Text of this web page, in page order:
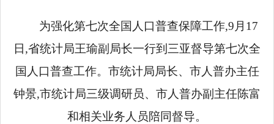
为强化第七次全国人口普查保障工作,9月17
日,省统计局王瑜副局长一行到三亚督导第七次全
国人口普查工作。市统计局局长、市人普办主任
钟景,市统计局三级调研员、市人普办副主任陈富
和相关业务人员陪同督导。